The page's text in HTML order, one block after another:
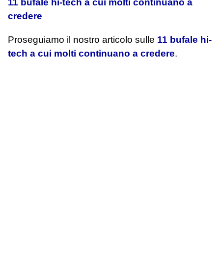
11 bufale hi-tech a cui molti continuano a
credere
Proseguiamo il nostro articolo sulle 11 bufale hi-
tech a cui molti continuano a credere.